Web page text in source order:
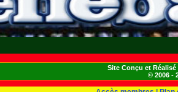
Site Conçu et Réalisé
© 2006 -